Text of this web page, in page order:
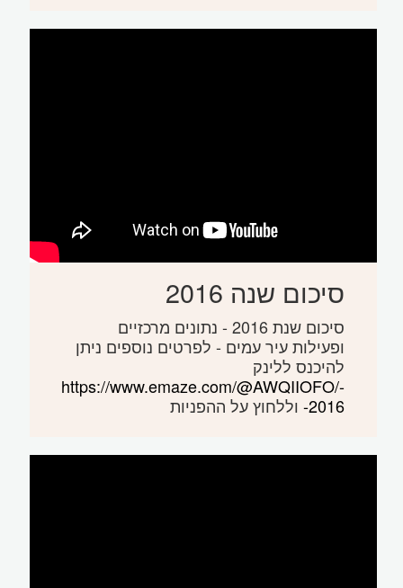
סיכום שנה 2016
סיכום שנת 2016 - נתונים מרכזיים
ופעילות עיר עמים - לפרטים נוספים ניתן
להיכנס ללינק
https://www.emaze.com/@AWQIIOFO/-
-2016 וללחוץ על ההפניות